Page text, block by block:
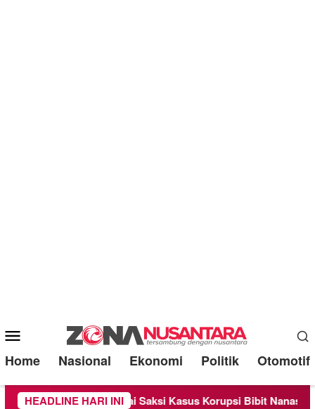
Mobile
Menu
Home Nasional Ekonomi Politik Otomotif
HEADLINE HARI INI
Sebagai Saksi Kasus Korupsi Bibit Nanas Sulsel Rp